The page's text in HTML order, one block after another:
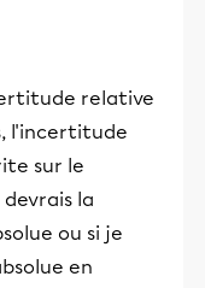
relative
l'incertitude
sur le
la
ou si je
en